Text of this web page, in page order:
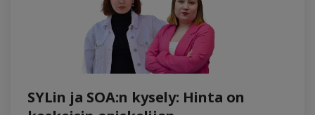
SYLin ja SOA:n kysely: Hinta on